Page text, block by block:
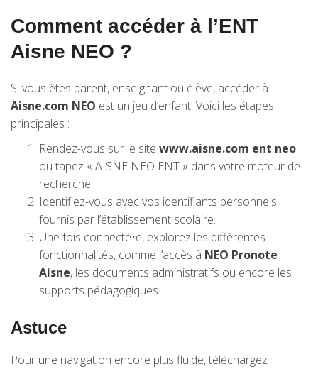
Comment accéder à l’ENT
Aisne NEO ?
Si vous êtes parent, enseignant ou élève, accéder à
Aisne.com NEO est un jeu d’enfant. Voici les étapes
principales :
Rendez-vous sur le site www.aisne.com ent neo
ou tapez « AISNE NEO ENT » dans votre moteur de
recherche.
Identifiez-vous avec vos identifiants personnels
fournis par l’établissement scolaire.
Une fois connecté•e, explorez les différentes
fonctionnalités, comme l’accès à NEO Pronote
Aisne, les documents administratifs ou encore les
supports pédagogiques.
Astuce
Pour une navigation encore plus fluide, téléchargez